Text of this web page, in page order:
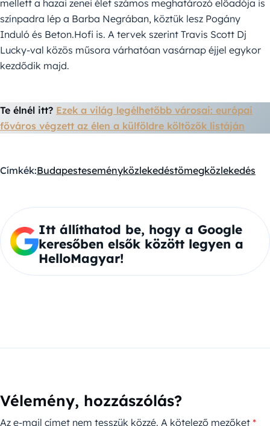
mellett a hazai zenei élet számos meghatározó előadója is
színpadra lép a Barba Negrában, köztük lesz Pogány
Induló és Beton.Hofi is. A tervek szerint Travis Scott Dj
Lucky-val közös műsora várhatóan vasárnap éjjel egykor
kezdődik majd.
Te élnél itt? Ezek a világ legélhetőbb városai: európai
főváros végzett az élen a külföldre költözők listáján
Címkék:Budapesteseményközlekedéstömegközlekedés
Itt állíthatod be, hogy a Google
keresőben elsők között legyen a
HelloMagyar!
Vélemény, hozzászólás?
Az e-mail címet nem tesszük közzé. A kötelező mezőket *